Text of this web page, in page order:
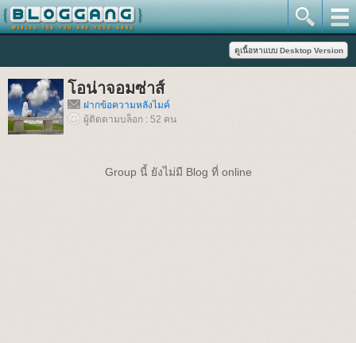
โอน่าจอมซ่าส์
ฝากข้อความหลังไมค์
ผู้ติดตามบล็อก : 52 คน
Group นี้ ยังไม่มี Blog ที่ online